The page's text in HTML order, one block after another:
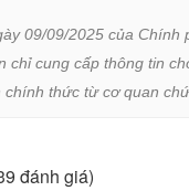
09/09/2025 của
chỉ cung cấp thông tin
thức từ cơ quan
đánh giá)